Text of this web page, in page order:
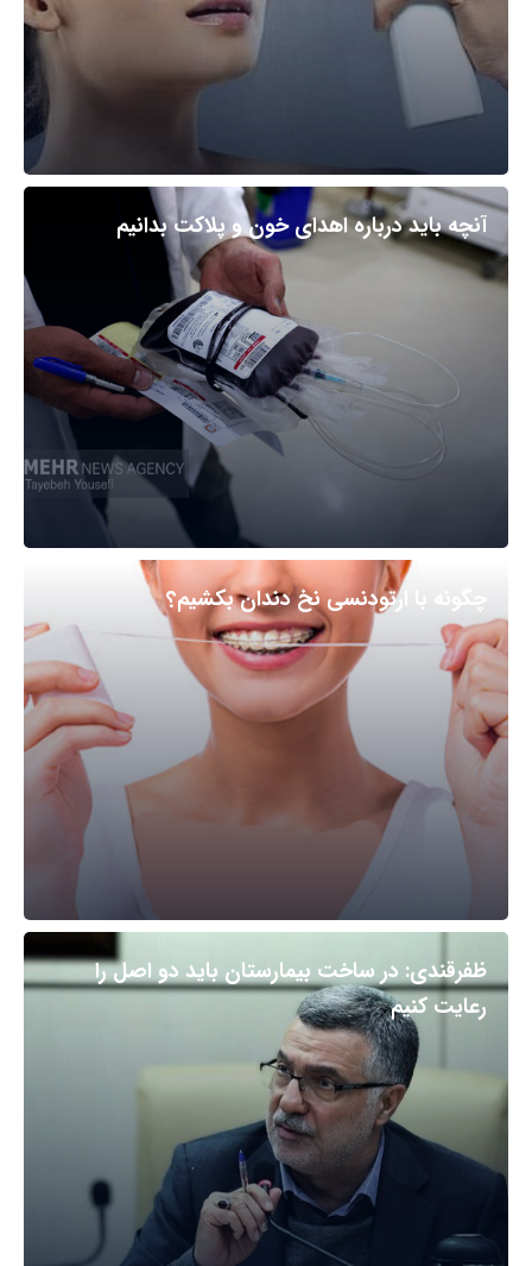
آنچه باید درباره اهدای خون و پلاکت بدانیم
چگونه با ارتودنسی نخ دندان بکشیم؟
ظفرقندی: در ساخت بیمارستان باید دو اصل را
رعایت کنیم